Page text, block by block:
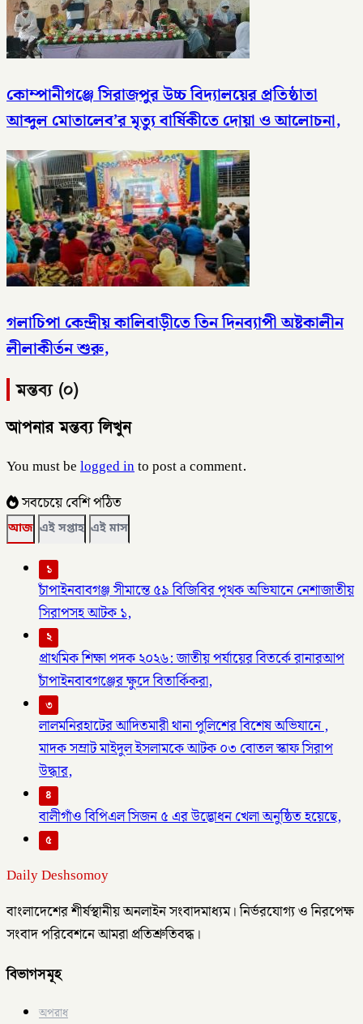
কোম্পানীগঞ্জে সিরাজপুর উচ্চ বিদ্যালয়ের প্রতিষ্ঠাতা
আব্দুল মোতালেব’র মৃত্যু বার্ষিকীতে দোয়া ও আলোচনা,
গলাচিপা কেন্দ্রীয় কালিবাড়ীতে তিন দিনব্যাপী অষ্টকালীন
লীলাকীর্তন শুরু,
মন্তব্য (০)
আপনার মন্তব্য লিখুন
You must belogged into post a comment.
সবচেয়ে বেশি পঠিত
আজ এই সপ্তাহ এই মাস
১
চাঁপাইনবাবগঞ্জ সীমান্তে ৫৯ বিজিবির পৃথক অভিযানে নেশাজাতীয়
সিরাপসহ আটক ১,
২
প্রাথমিক শিক্ষা পদক ২০২৬: জাতীয় পর্যায়ের বিতর্কে রানারআপ
চাঁপাইনবাবগঞ্জের ক্ষুদে বিতার্কিকরা,
৩
লালমনিরহাটের আদিতমারী থানা পুলিশের বিশেষ অভিযানে ,
মাদক সম্রাট মাইদুল ইসলামকে আটক ০৩ বোতল স্কাফ সিরাপ
উদ্ধার,
৪
বালীগাঁও বিপিএল সিজন ৫ এর উদ্ভোধন খেলা অনুষ্ঠিত হয়েছে,
৫
Daily Deshsomoy
বাংলাদেশের শীর্ষস্থানীয় অনলাইন সংবাদমাধ্যম। নির্ভরযোগ্য ও নিরপেক্ষ
সংবাদ পরিবেশনে আমরা প্রতিশ্রুতিবদ্ধ।
বিভাগসমূহ
অপরাধ